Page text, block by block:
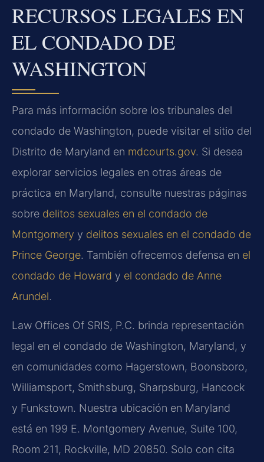
RECURSOS LEGALES EN
EL CONDADO DE
WASHINGTON
Para más información sobre los tribunales del
condado de Washington, puede visitar el sitio del
Distrito de Maryland en mdcourts.gov. Si desea
explorar servicios legales en otras áreas de
práctica en Maryland, consulte nuestras páginas
sobre delitos sexuales en el condado de
Montgomery y delitos sexuales en el condado de
Prince George. También ofrecemos defensa en el
condado de Howard y el condado de Anne
Arundel.
Law Offices Of SRIS, P.C. brinda representación
legal en el condado de Washington, Maryland, y
en comunidades como Hagerstown, Boonsboro,
Williamsport, Smithsburg, Sharpsburg, Hancock
y Funkstown. Nuestra ubicación en Maryland
está en 199 E. Montgomery Avenue, Suite 100,
Room 211, Rockville, MD 20850. Solo con cita